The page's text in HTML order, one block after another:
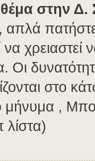
στην Δ.
απλά
χρειαστεί
Οι
στο
μήνυμα ,